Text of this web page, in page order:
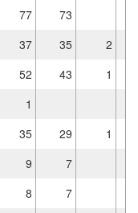
77
73
37 35
2
52 43
1
1
35 29
1
9
7
8
7